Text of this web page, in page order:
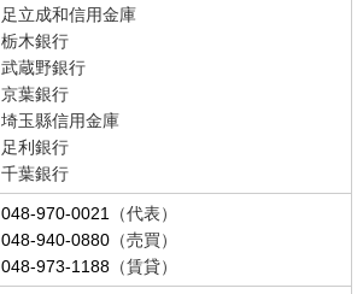
足立成和信用金庫
栃木銀行
武蔵野銀行
京葉銀行
埼玉縣信用金庫
足利銀行
千葉銀行
048-970-0021
（代表）
048-940-0880（売買）
048-973-1188（賃貸）